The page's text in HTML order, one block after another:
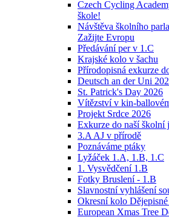
Czech Cycling
škole!
Návštěva školního
Zažijte Evropu
Předávání per v 1.C
Krajské kolo v šachu
Přírodopisná exkurze
Deutsch an der Uni
St. Patrick's Day 2026
Vítězství v kin-
Projekt Srdce 2026
Exkurze do naší školní
3.A AJ v přírodě
Poznáváme ptáky
Lyžáček 1.A, 1.B, 1.C
1. Vysvědčení 1.B
Fotky Bruslení - 1.B
Slavnostní vyhlášení
Okresní kolo
European Xmas Tree